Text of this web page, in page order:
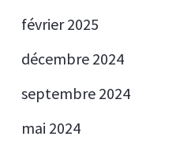
février 2025
décembre 2024
septembre 2024
mai 2024